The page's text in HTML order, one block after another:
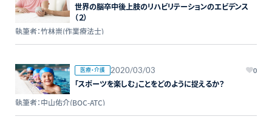
世界の脳卒中後上肢のリハビリテーションのエビデンス
（２）
執筆者：竹林崇(作業療法士)
医療・介護 2020/03/03 0
「スポーツを楽しむ」ことをどのように捉えるか？
執筆者：中山佑介(BOC-ATC)